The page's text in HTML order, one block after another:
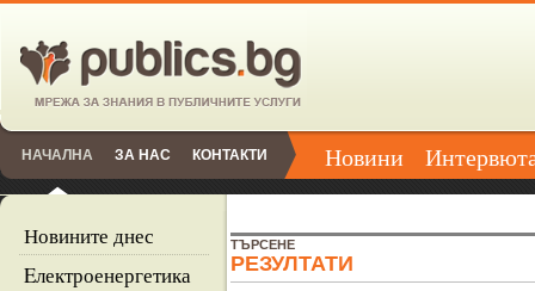
НАЧАЛНА ЗА НАС КОНТАКТИ Новини
Новините днес
Eлектроенергетика
ТЪРСЕНЕ
РЕЗУЛТАТИ